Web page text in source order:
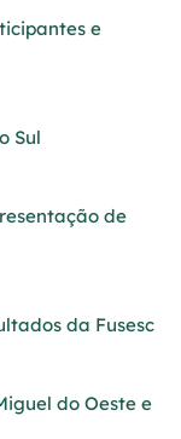
e
Sul
de
da Fusesc
do Oeste e